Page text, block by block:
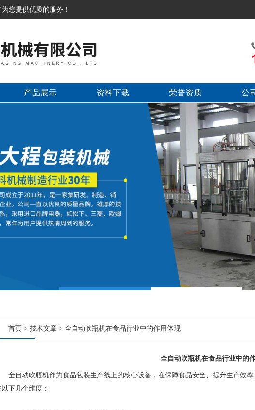
您提供优质的服务！
产品展示 资料下载 荣誉资质 公
首页 > 技术文章 > 全自动吹瓶机在食品行业中的作用体现
全自动吹瓶机在食品行业中的
自动吹瓶机作为食品包装生产线上的核心设备，在保障食品安全、提升生产效率
下几个维度：